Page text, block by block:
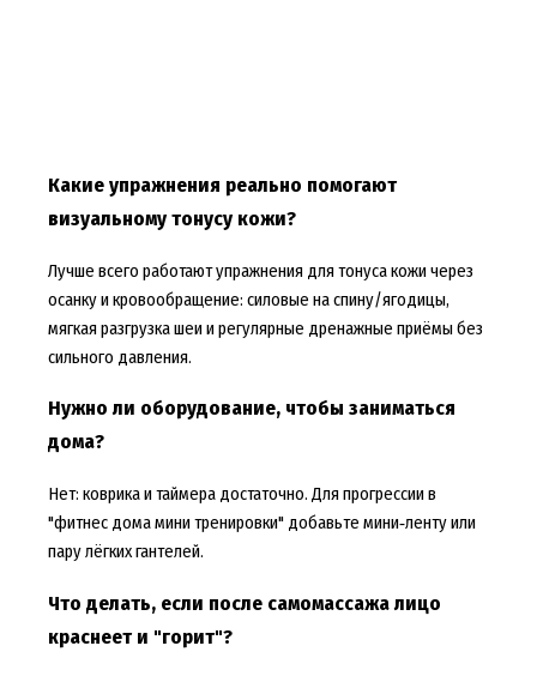
Какие упражнения реально помогают
визуальному тонусу кожи?
Лучше всего работают упражнения для тонуса кожи через
осанку и кровообращение: силовые на спину/ягодицы,
мягкая разгрузка шеи и регулярные дренажные приёмы без
сильного давления.
Нужно ли оборудование, чтобы заниматься
дома?
Нет: коврика и таймера достаточно. Для прогрессии в
"фитнес дома мини тренировки" добавьте мини‑ленту или
пару лёгких гантелей.
Что делать, если после самомассажа лицо
краснеет и "горит"?